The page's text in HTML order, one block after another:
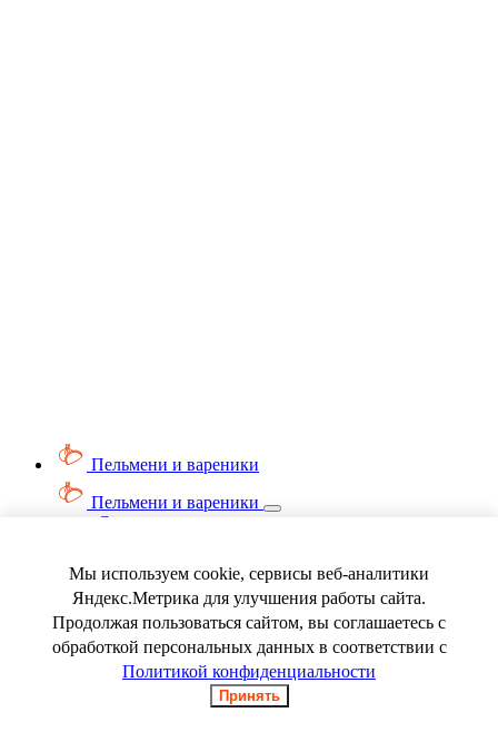
Пельмени и вареники
Пельмени и вареники
Смотреть весь раздел
Ягода замороженная
Мы используем cookie, сервисы веб-аналитики
Яндекс.Метрика для улучшения работы сайта.
Продолжая пользоваться сайтом, вы соглашаетесь с
обработкой персональных данных в соответствии с
Политикой конфиденциальности
Принять